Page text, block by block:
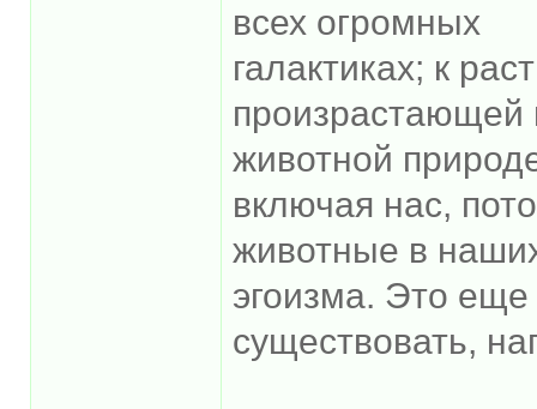
всех огромных
галактиках; к
произрастающей
животной
включая нас,
животные в
эгоизма. Это
существовать,